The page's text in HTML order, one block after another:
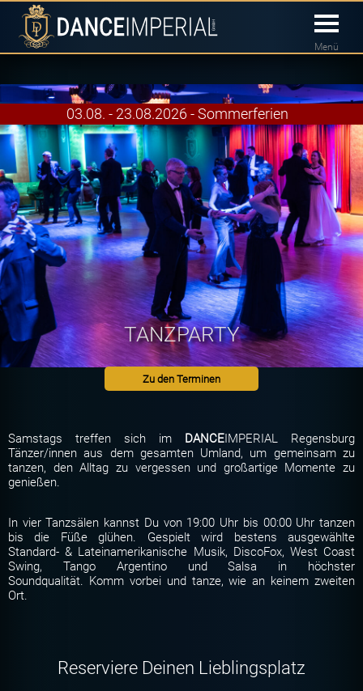
Menü
03.08. - 23.08.2026 - Sommerferien
TANZPARTY
Zu den Terminen
Samstags treffen sich im DANCEIMPERIAL Regensburg
Tänzer/innen aus dem gesamten Umland, um gemeinsam zu
tanzen, den Alltag zu vergessen und großartige Momente zu
genießen.
In vier Tanzsälen kannst Du von 19:00 Uhr bis 00:00 Uhr tanzen
bis die Füße glühen. Gespielt wird bestens ausgewählte
Standard- & Lateinamerikanische Musik, DiscoFox, West Coast
Swing, Tango Argentino und Salsa in höchster
Soundqualität. Komm vorbei und tanze, wie an keinem zweiten
Ort.
Reserviere Deinen Lieblingsplatz